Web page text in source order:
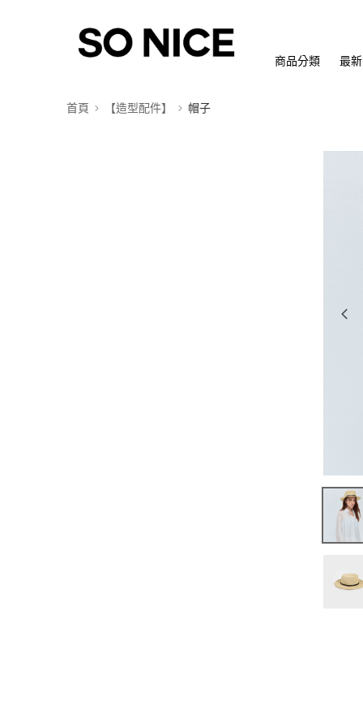
商品分類 最
首頁 【造型配件】 帽子